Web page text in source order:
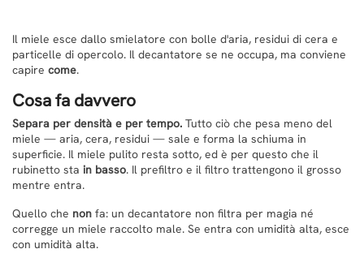
Il miele esce dallo smielatore con bolle d'aria, residui di cera e
particelle di opercolo. Il decantatore se ne occupa, ma conviene
capire come.
Cosa fa davvero
Separa per densità e per tempo. Tutto ciò che pesa meno del
miele — aria, cera, residui — sale e forma la schiuma in
superficie. Il miele pulito resta sotto, ed è per questo che il
rubinetto sta in basso. Il prefiltro e il filtro trattengono il grosso
mentre entra.
Quello che non fa: un decantatore non filtra per magia né
corregge un miele raccolto male. Se entra con umidità alta, esce
con umidità alta.